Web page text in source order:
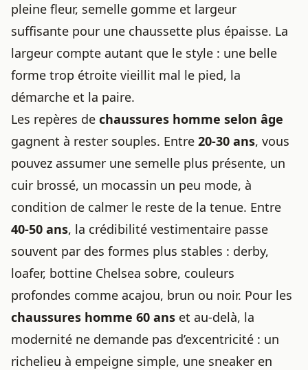
pleine fleur, semelle gomme et largeur
suffisante pour une chaussette plus épaisse. La
largeur compte autant que le style : une belle
forme trop étroite vieillit mal le pied, la
démarche et la paire.
Les repères de chaussures homme selon âge
gagnent à rester souples. Entre 20-30 ans, vous
pouvez assumer une semelle plus présente, un
cuir brossé, un mocassin un peu mode, à
condition de calmer le reste de la tenue. Entre
40-50 ans, la crédibilité vestimentaire passe
souvent par des formes plus stables : derby,
loafer, bottine Chelsea sobre, couleurs
profondes comme acajou, brun ou noir. Pour les
chaussures homme 60 ans et au-delà, la
modernité ne demande pas d’excentricité : un
richelieu à empeigne simple, une sneaker en